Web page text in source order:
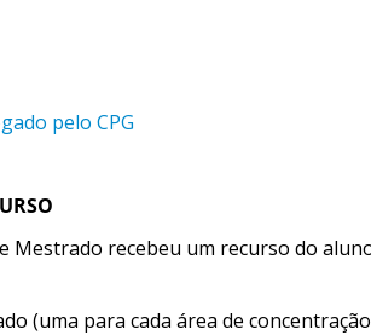
pelo CPG
Mestrado recebeu um recurso do
(uma para cada área de